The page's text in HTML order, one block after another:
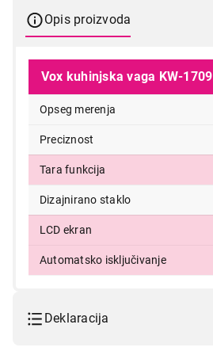
Opis proizvoda
Vox kuhinjska vaga KW-1709
Opseg merenja
Preciznost
Tara funkcija
Dizajnirano staklo
LCD ekran
Automatsko isključivanje
Deklaracija